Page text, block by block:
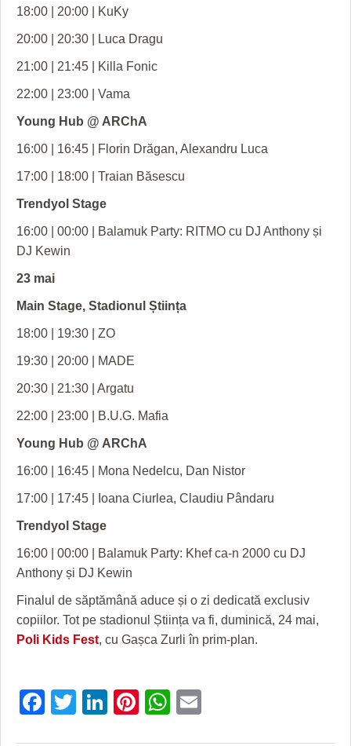
18:00 | 20:00 | KuKy
20:00 | 20:30 | Luca Dragu
21:00 | 21:45 | Killa Fonic
22:00 | 23:00 | Vama
Young Hub @ ARChA
16:00 | 16:45 | Florin Drăgan, Alexandru Luca
17:00 | 18:00 | Traian Băsescu
Trendyol Stage
16:00 | 00:00 | Balamuk Party: RITMO cu DJ Anthony și
DJ Kewin
23 mai
Main Stage, Stadionul Știința
18:00 | 19:30 | ZO
19:30 | 20:00 | MADE
20:30 | 21:30 | Argatu
22:00 | 23:00 | B.U.G. Mafia
Young Hub @ ARChA
16:00 | 16:45 | Mona Nedelcu, Dan Nistor
17:00 | 17:45 | Ioana Ciurlea, Claudiu Pândaru
Trendyol Stage
16:00 | 00:00 | Balamuk Party: Khef ca-n 2000 cu DJ
Anthony și DJ Kewin
Finalul de săptămână aduce și o zi dedicată exclusiv
copiilor. Tot pe stadionul Știința va fi, duminică, 24 mai,
Poli Kids Fest, cu Gașca Zurli în prim-plan.
Facebook
Twitter
LinkedIn
Pinterest
WhatsApp